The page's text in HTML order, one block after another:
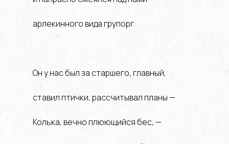
арлекинного вида групорг.
Он у нас был за старшего, главный,
ставил птички, рассчитывал планы —
Колька, вечно плюющийся бес, —